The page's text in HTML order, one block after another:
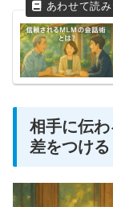
相手に伝
差をつけ